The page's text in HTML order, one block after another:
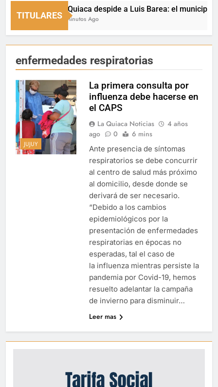
TITULARES
La Quiaca despide a Luis Barea: el municipio
33 Minutos Ago
enfermedades respiratorias
JUJUY
La primera consulta por
influenza debe hacerse en
el CAPS
La Quiaca Noticias
4 años
ago
0 6 mins
Ante presencia de síntomas
respiratorios se debe concurrir
al centro de salud más próximo
al domicilio, desde donde se
derivará de ser necesario.
“Debido a los cambios
epidemiológicos por la
presentación de enfermedades
respiratorias en épocas no
esperadas, tal el caso de
la influenza mientras persiste la
pandemia por Covid-19, hemos
resuelto adelantar la campaña
de invierno para disminuir…
Leer mas